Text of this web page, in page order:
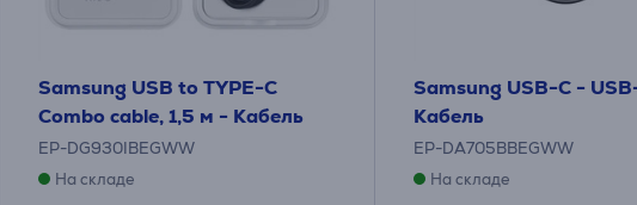
Samsung USB to TYPE-C
Combo cable, 1,5 м - Кабель
EP-DG930IBEGWW
На складе
Samsung USB-C -
Кабель
EP-DA705BBEGWW
На складе